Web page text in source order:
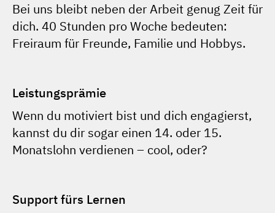
Bei uns bleibt neben der Arbeit genug Zeit für
dich. 40 Stunden pro Woche bedeuten:
Freiraum für Freunde, Familie und Hobbys.
Leistungsprämie
Wenn du motiviert bist und dich engagierst,
kannst du dir sogar einen 14. oder 15.
Monatslohn verdienen – cool, oder?
Support fürs Lernen